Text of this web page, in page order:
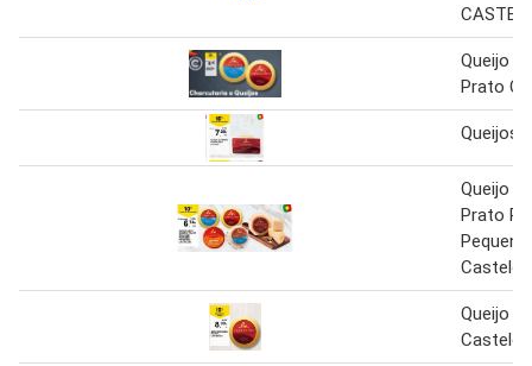
Queijo
Prato
Queijos
Queijo
Prato
Queijo